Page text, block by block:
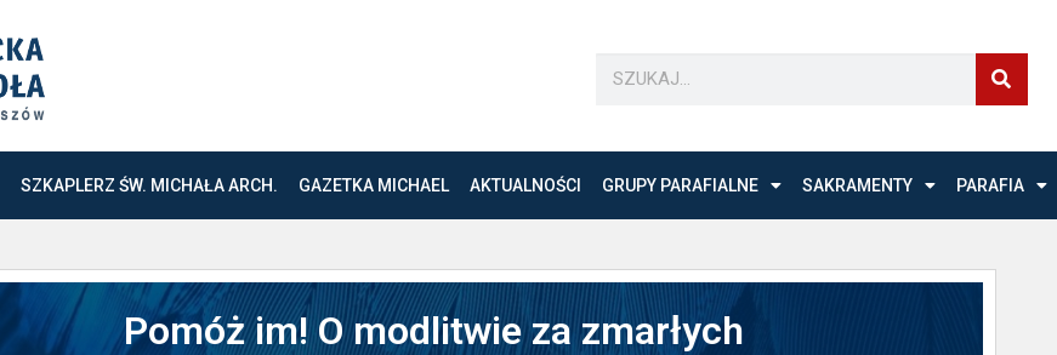
SZKAPLERZ ŚW. MICHAŁA ARCH. GAZETKA MICHAEL AKTUALNOŚCI GRUPY PARAFIALNE SAKRAMENTY PARAFIA
Pomóż im! O modlitwie za zmarłych